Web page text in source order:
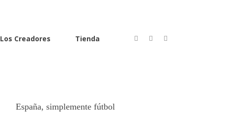
Los Creadores Tienda
Textos más recientes
España, simplemente fútbol